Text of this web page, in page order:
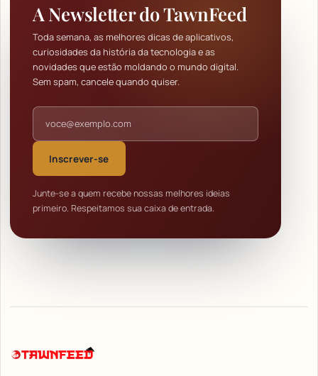
A Newsletter do TawnFeed
Toda semana, as melhores dicas de aplicativos,
curiosidades da história da tecnologia e as
novidades que estão moldando o mundo digital.
Sem spam, cancele quando quiser.
Endereço de e-mail
Inscrever-se
Junte-se a quem recebe nossas melhores ideias
primeiro. Respeitamos sua caixa de entrada.